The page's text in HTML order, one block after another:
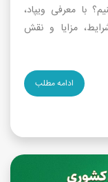
با معرفی ویپاد،
مزایا و نقش
ادامه مطلب